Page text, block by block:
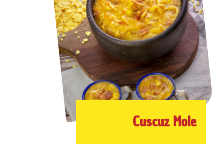
Cuscuz Mole